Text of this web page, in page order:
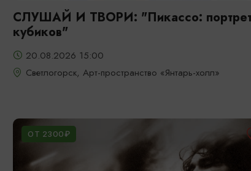
СЛУШАЙ И ТВОРИ: "Пикассо:
кубиков"
20.08.2026 15:00
Светлогорск, Арт-пространство «Янтарь-холл»
ОТ 2300₽